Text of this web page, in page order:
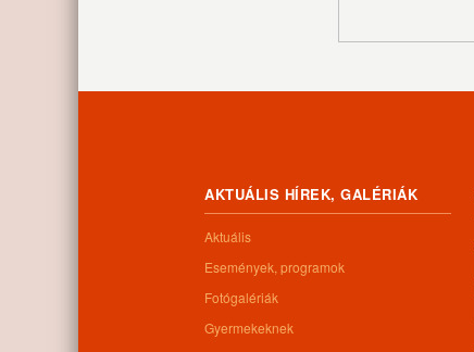
AKTUÁLIS HÍREK, GALÉRIÁK
Aktuális
Események, programok
Fotógalériák
Gyermekeknek